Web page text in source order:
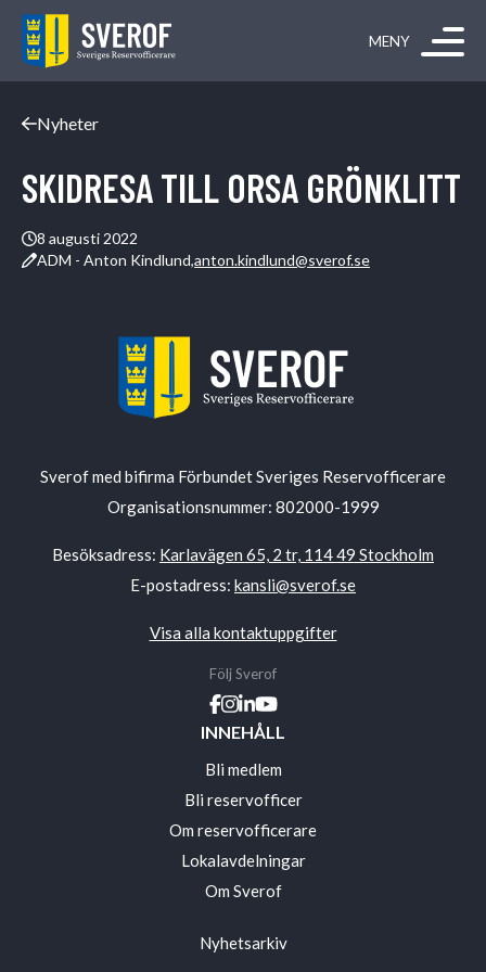
Hoppa till innehåll
Nyheter
SKIDRESA TILL ORSA GRÖNKLITT
8 augusti 2022
ADM - Anton Kindlund,anton.kindlund@sverof.se
Sverof med bifirma Förbundet Sveriges Reservofficerare
Organisationsnummer: 802000-1999
Besöksadress: Karlavägen 65, 2 tr, 114 49 Stockholm
E-postadress: kansli@sverof.se
Visa alla kontaktuppgifter
Följ Sverof
INNEHÅLL
Bli medlem
Bli reservofficer
Om reservofficerare
Lokalavdelningar
Om Sverof
Nyhetsarkiv